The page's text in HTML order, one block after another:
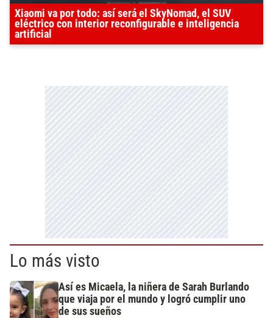
Xiaomi va por todo: así será el SkyNomad, el SUV
eléctrico con interior reconfigurable e inteligencia
artificial
Lo más visto
Así es Micaela, la niñera de Sarah Burlando
que viaja por el mundo y logró cumplir uno
de sus sueños